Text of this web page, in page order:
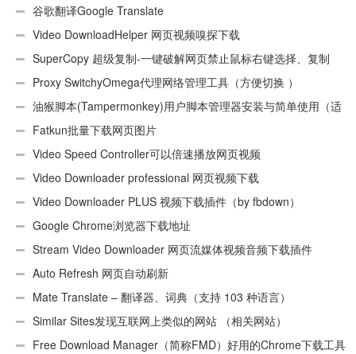
“CEX_HEADER_INVALID”的解决办法
谷歌翻译Google Translate
Video DownloadHelper 网页视频嗅探下载
SuperCopy 超级复制-一键破解网页禁止鼠标右键选择、复制
Proxy SwitchyOmega代理网络管理工具（方便切换 ）
油猴脚本(Tampermonkey)用户脚本管理器安装与简单使用（适
用Android）
Fatkun批量下载网页图片
Video Speed Controller可以倍速播放网页视频
Video Downloader professional 网页视频下载
Video Downloader PLUS 视频下载插件（by fbdown）
Google Chrome浏览器下载地址
Stream Video Downloader 网页流媒体视频音频下载插件
Auto Refresh 网页自动刷新
Mate Translate – 翻译器、词典（支持 103 种语言）
Similar Sites发现互联网上类似的网站 （相关网站）
Free Download Manager（简称FMD）好用的Chrome下载工具